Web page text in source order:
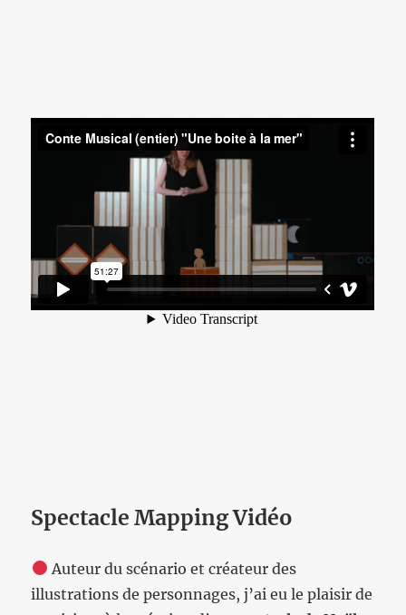
Spectacle Mapping Vidéo
Auteur du scénario et créateur des
illustrations de personnages, j’ai eu le plaisir de